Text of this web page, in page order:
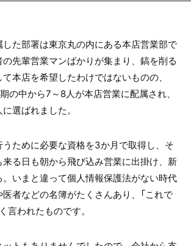
した部署は東京丸の内にある本店営業部で
の先輩営業マンばかりが集まり、鎬を削る
本店を希望したわけではないものの、
の中から7～8人が本店営業に配属され、
選ばれました。
ために必要な資格を3か月で取得し、そ
る日も朝から飛び込み営業に出掛け、新
いまと違って個人情報保護法がない時代
者などの名簿がたくさんあり、「これで
言われたものです。